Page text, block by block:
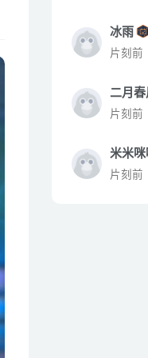
冰雨
片刻前
二月
片刻前
米米
片刻前